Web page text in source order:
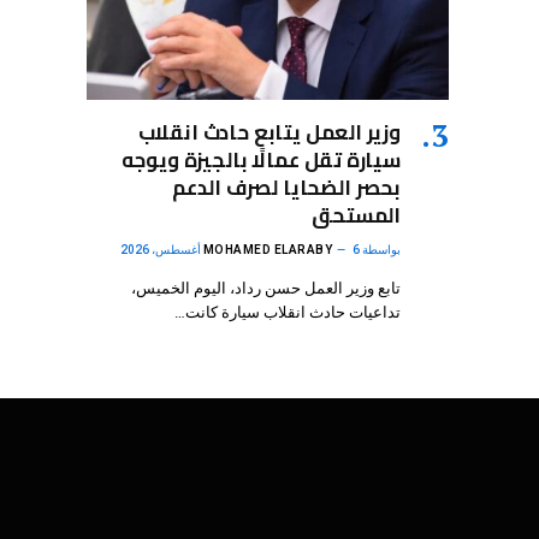
وزير العمل يتابع حادث انقلاب
سيارة تقل عمالًا بالجيزة ويوجه
بحصر الضحايا لصرف الدعم
المستحق
بواسطة MOHAMED ELARABY 6 أغسطس، 2026
تابع وزير العمل حسن رداد، اليوم الخميس،
تداعيات حادث انقلاب سيارة كانت…